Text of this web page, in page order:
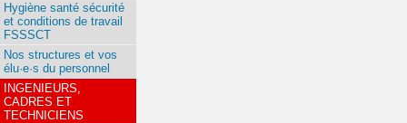
Hygiène santé sécurité
et conditions de travail
FSSSCT
Nos structures et vos
élu·e·s du personnel
INGENIEURS,
CADRES ET
TECHNICIENS